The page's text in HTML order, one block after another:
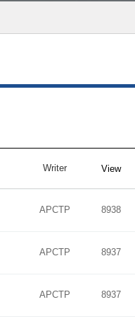
Writer View
APCTP 8938
APCTP 8937
APCTP 8937